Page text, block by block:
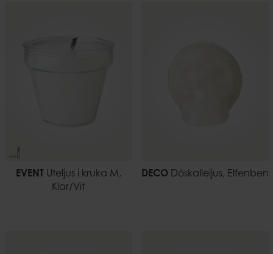
EVENT
Uteljus i kruka M,
Klar/Vit
DECODöskalleljus, Elfenben